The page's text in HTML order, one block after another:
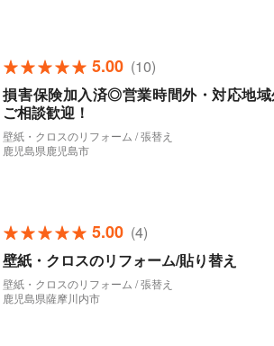
5.00 (10)
損害保険加入済◎営業時間外・対応地
ご相談歓迎！
壁紙・クロスのリフォーム / 張替え
鹿児島県鹿児島市
5.00 (4)
壁紙・クロスのリフォーム/貼り替え
壁紙・クロスのリフォーム / 張替え
鹿児島県薩摩川内市